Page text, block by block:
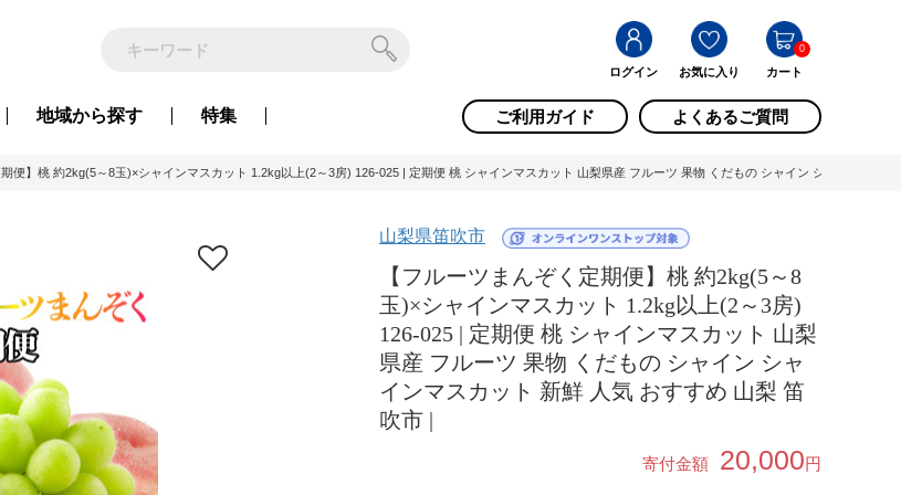
ログイン お気に入り カート
0
地域から探す 特集 ご利用ガイド よくあるご質問
期便】桃 約2kg(5～8玉)×シャインマスカット 1.2kg以上(2～3房) 126-025 | 定期便 桃 シャインマスカット 山梨県産 フルーツ 果物 くだもの シャイン シャインマス
山梨県笛吹市
【フルーツまんぞく定期便】桃 約2kg(5～8
玉)×シャインマスカット 1.2kg以上(2～3房)
126-025 | 定期便 桃 シャインマスカット 山梨
県産 フルーツ 果物 くだもの シャイン シャ
インマスカット 新鮮 人気 おすすめ 山梨 笛
吹市 |
寄付金額 20,000円